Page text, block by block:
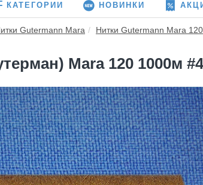
КАТЕГОРИИ НОВИНКИ
Gutermann Mara Нитки Gutermann Mara 120
Mara 120 1000м